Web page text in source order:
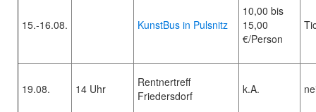
15.-16.08. KunstBus in Pulsnitz
10,00 bis
15,00
€/Person
19.08. 14 Uhr
Rentnertreff
Friedersdorf
k.A.